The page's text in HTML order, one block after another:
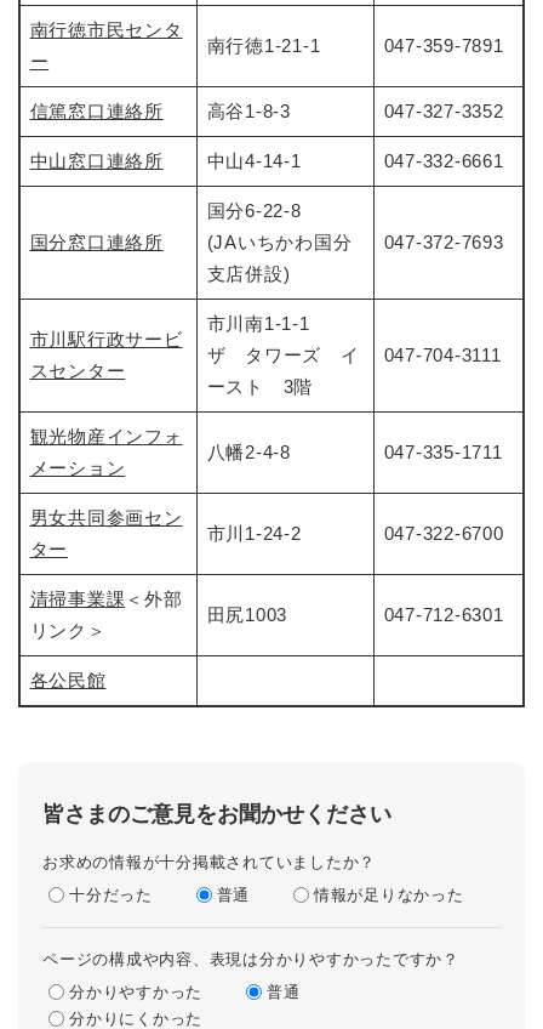
南行徳市民センタ
ー
南行徳1-21-1 047-359-7891
信篤窓口連絡所 高谷1-8-3 047-327-3352
中山窓口連絡所 中山4-14-1 047-332-6661
国分窓口連絡所
国分6-22-8
(JAいちかわ国分
支店併設)
047-372-7693
市川駅行政サービ
スセンター
市川南1-1-1
ザ タワーズ イ
ースト 3階
047-704-3111
観光物産インフォ
メーション
八幡2-4-8 047-335-1711
男女共同参画セン
ター
市川1-24-2 047-322-6700
清掃事業課 ＜外部
リンク＞
田尻1003 047-712-6301
各公民館
皆さまのご意見をお聞かせください
お求めの情報が十分掲載されていましたか？
十分だった
普通 情報が足りなかった
ページの構成や内容、表現は分かりやすかったですか？
分かりやすかった
普通
分かりにくかった